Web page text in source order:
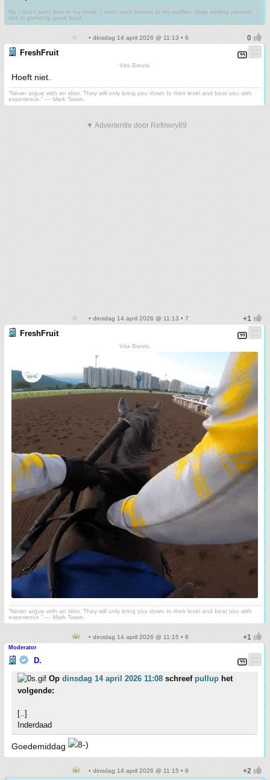
No I don't want fiber in my soda. I don't want protein in my waffles. Stop adding random
shit to perfectly good food.
• dinsdag 14 april 2026 @ 11:13 • 6
FreshFruit
Vita Brevis.
Hoeft niet.
“Never argue with an idiot. They will only bring you down to their level and beat you with
experience.” ― Mark Twain.
▼ Advertentie door Refinery89
• dinsdag 14 april 2026 @ 11:13 • 7
FreshFruit
Vita Brevis.
“Never argue with an idiot. They will only bring you down to their level and beat you with
experience.” ― Mark Twain.
• dinsdag 14 april 2026 @ 11:15 • 8
Moderator
D.
Op dinsdag 14 april 2026 11:08 schreef pullup het
volgende:
[..]
Inderdaad
Goedemiddag
• dinsdag 14 april 2026 @ 11:15 • 9